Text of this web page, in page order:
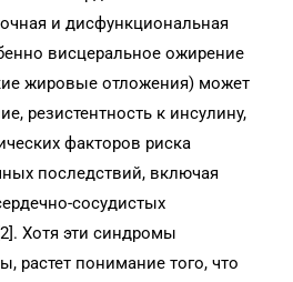
и дисфункциональная
висцеральное ожирение
жировые отложения) может
резистентность к инсулину,
факторов риска
последствий, включая
сосудистых
Хотя эти синдромы
растет понимание того, что